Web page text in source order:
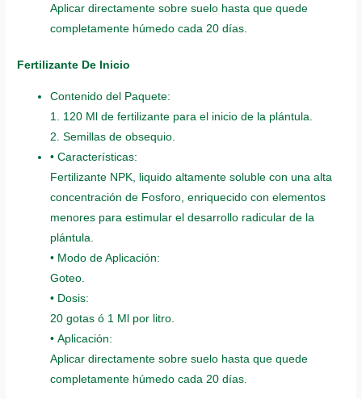
Aplicar directamente sobre suelo hasta que quede
completamente húmedo cada 20 días.
Fertilizante De Inicio
Contenido del Paquete:
1. 120 Ml de fertilizante para el inicio de la plántula.
2. Semillas de obsequio.
• Características:
Fertilizante NPK, liquido altamente soluble con una alta
concentración de Fosforo, enriquecido con elementos
menores para estimular el desarrollo radicular de la
plántula.
• Modo de Aplicación:
Goteo.
• Dosis:
20 gotas ó 1 Ml por litro.
• Aplicación:
Aplicar directamente sobre suelo hasta que quede
completamente húmedo cada 20 días.